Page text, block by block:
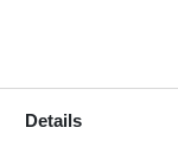
Details